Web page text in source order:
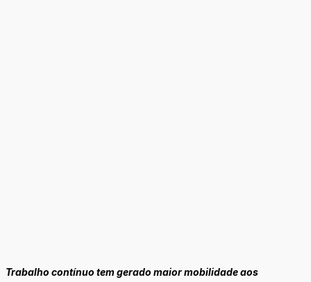
Trabalho contínuo tem gerado maior mobilidade aos